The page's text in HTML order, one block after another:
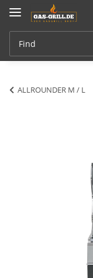
ALLROUNDER M / L